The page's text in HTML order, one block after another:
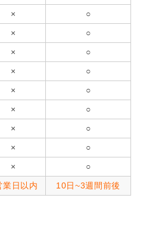
×
○
×
○
×
○
×
○
×
○
×
○
×
○
×
○
×
○
業日以内 10日~3週間前後